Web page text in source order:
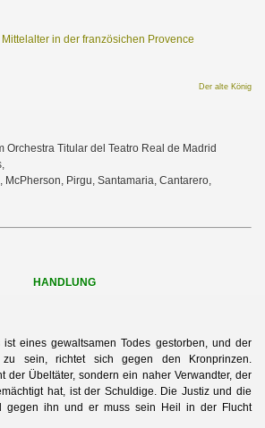
in der französichen Provence
Der alte König
Orchestra Titular del Teatro Real de Madrid
McPherson, Pirgu, Santamaria, Cantarero,
HANDLUNG
ist eines gewaltsamen Todes gestorben, und der
zu sein, richtet sich gegen den Kronprinzen.
der Übeltäter, sondern ein naher Verwandter, der
hat, ist der Schuldige. Die Justiz und die
gegen ihn und er muss sein Heil in der Flucht